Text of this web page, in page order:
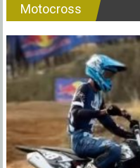
Motocross